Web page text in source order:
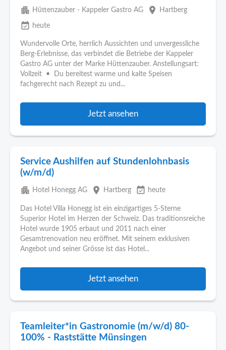
apartment Hüttenzauber - Kappeler Gastro AG place Hartberg
event_available heute
Wundervolle Orte, herrlich Aussichten und unvergessliche
Berg-Erlebnisse, das verbindet die Betriebe der Kappeler
Gastro AG unter der Marke Hüttenzauber. Anstellungsart:
Vollzeit • Du bereitest warme und kalte Speisen
fachgerecht nach Rezept zu und...
Jetzt ansehen
Service Aushilfen auf Stundenlohnbasis
(w/m/d)
apartment Hotel Honegg AG place Hartberg event_available heute
Das Hotel Villa Honegg ist ein einzigartiges 5-Sterne
Superior Hotel im Herzen der Schweiz. Das traditionsreiche
Hotel wurde 1905 erbaut und 2011 nach einer
Gesamtrenovation neu eröffnet. Mit seinem exklusiven
Angebot und seiner Grösse ist das Hotel...
Jetzt ansehen
Teamleiter*in Gastronomie (m/w/d) 80-
100% - Raststätte Münsingen